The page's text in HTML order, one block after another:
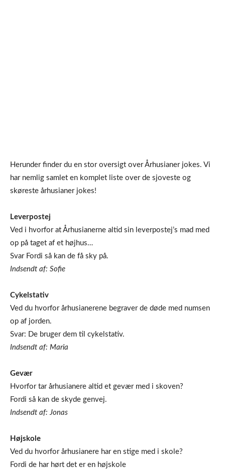
Herunder finder du en stor oversigt over Århusianer jokes. Vi
har nemlig samlet en komplet liste over de sjoveste og
skøreste århusianer jokes!
Leverpostej
Ved i hvorfor at Århusianerne altid sin leverpostej’s mad med
op på taget af et højhus…
Svar Fordi så kan de få sky på.
Indsendt af: Sofie
Cykelstativ
Ved du hvorfor århusianerene begraver de døde med numsen
op af jorden.
Svar: De bruger dem til cykelstativ.
Indsendt af: Maria
Gevær
Hvorfor tar århusianere altid et gevær med i skoven?
Fordi så kan de skyde genvej.
Indsendt af: Jonas
Højskole
Ved du hvorfor århusianere har en stige med i skole?
Fordi de har hørt det er en højskole